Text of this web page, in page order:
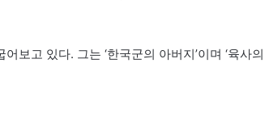
보고 있다. 그는 ‘한국군의 아버지’이며 ‘육사의